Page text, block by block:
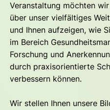
Veranstaltung möchten
über unser vielfältiges
und Ihnen aufzeigen, wie
im Bereich
Forschung und
durch praxisorientierte
verbessern können.
Wir stellen Ihnen unsere